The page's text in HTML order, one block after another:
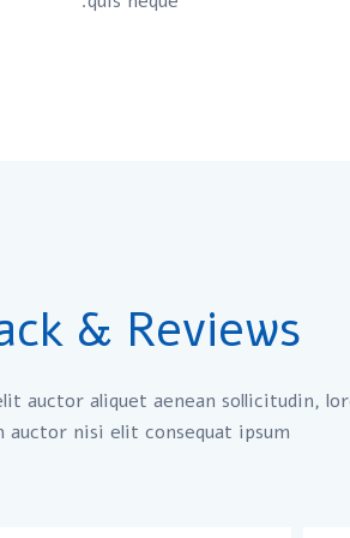
& Reviews
auctor aliquet aenean sollicitudin,
auctor nisi elit consequat ipsum.